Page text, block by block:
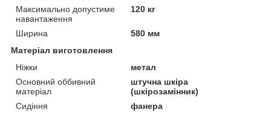
Максимально допустиме
навантаження
120 кг
Ширина
580 мм
Матеріал виготовлення
Ніжки
метал
Основний оббивний
матеріал
штучна шкіра
(шкірозамінник)
Сидіння
фанера